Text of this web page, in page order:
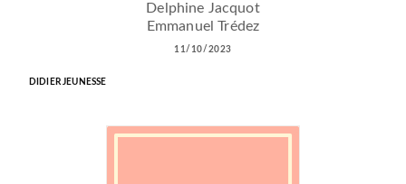
Delphine Jacquot
Emmanuel Trédez
11/10/2023
DIDIER JEUNESSE